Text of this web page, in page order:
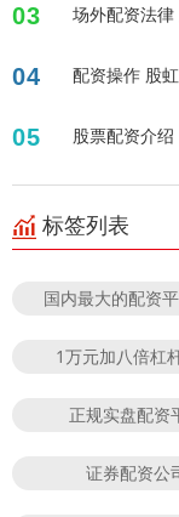
03 场外配资法律
04 配资
05 股票配资介绍
标签列表
国内最大的配资
1万元加八倍杠
正规实盘配资
证券配资公